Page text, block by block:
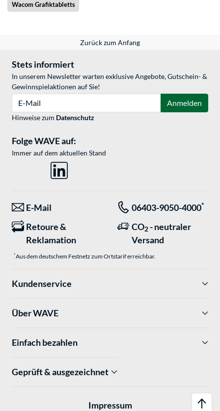
Wacom Grafiktabletts
Zurück zum Anfang
Stets informiert
In unserem Newsletter warten exklusive Angebote, Gutschein- &
Gewinnspielaktionen auf Sie!
Anmelden
Hinweise zum Datenschutz
Folge WAVE auf:
Immer auf dem aktuellen Stand
E-Mail 06403-9050-4000*
Retoure &
Reklamation
CO2 - neutraler
Versand
*Aus dem deutschem Festnetz zum Ortstarif erreichbar.
Kundenservice
Über WAVE
Einfach bezahlen
Geprüft & ausgezeichnet
Impressum